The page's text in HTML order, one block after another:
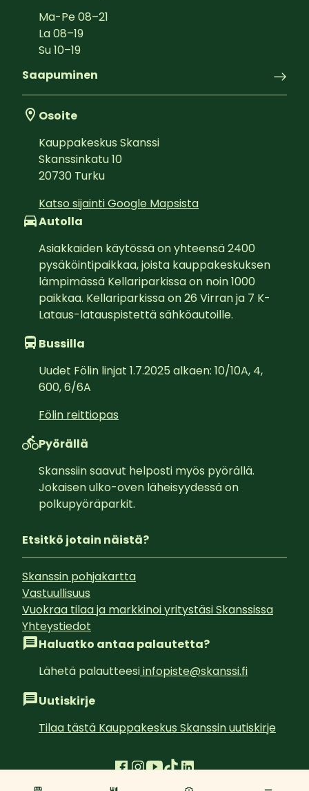
Ma-Pe08–21
La08–19
Su10–19
Saapuminen
Osoite
Kauppakeskus Skanssi
Skanssinkatu 10
20730 Turku
Katso sijainti Google Mapsista
Autolla
Asiakkaiden käytössä on yhteensä 2400
pysäköintipaikkaa, joista kauppakeskuksen
lämpimässä Kellariparkissa on noin 1000
paikkaa. Kellariparkissa on 26 Virran ja 7 K-
Lataus-latauspistettä sähköautoille.
Bussilla
Uudet Fölin linjat 1.7.2025 alkaen: 10/10A, 4,
600, 6/6A
Fölin reittiopas
Pyörällä
Skanssiin saavut helposti myös pyörällä.
Jokaisen ulko-oven läheisyydessä on
polkupyöräparkit.
Etsitkö jotain näistä?
Skanssin pohjakartta
Vastuullisuus
Vuokraa tilaa ja markkinoi yritystäsi Skanssissa
Yhteystiedot
Haluatko antaa palautetta?
Lähetä palautteesiinfopiste@skanssi.fi
Uutiskirje
Tilaa tästä Kauppakeskus Skanssin uutiskirje
Tietosuojaseloste Evästeseloste